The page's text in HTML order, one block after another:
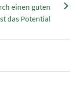
einen guten
das Potential